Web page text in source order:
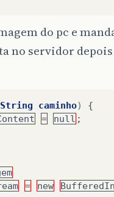
do pc e
no servidor
String caminho)
{
= null ;
= new